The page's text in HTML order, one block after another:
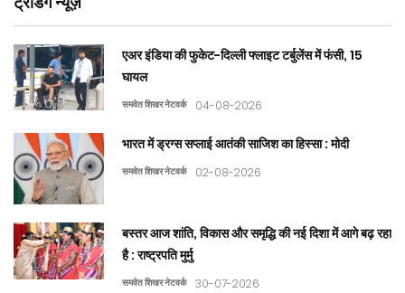
एअर इंडिया की फुकेट-दिल्ली फ्लाइट टर्बुलेंस में फंसी, 15
घायल
समवेत शिखर नेटवर्क 04-08-2026
भारत में ड्रग्स सप्लाई आतंकी साजिश का हिस्सा : मोदी
समवेत शिखर नेटवर्क 02-08-2026
बस्तर आज शांति, विकास और समृद्धि की नई दिशा में आगे बढ़ रहा
है : राष्ट्रपति मुर्मु
समवेत शिखर नेटवर्क 30-07-2026